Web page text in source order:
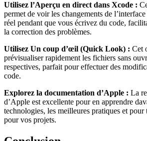
Utilisez l’Aperçu en direct dans Xcode :
permet de voir les changements de
réel pendant que vous écrivez du code,
la correction des problèmes.
Utilisez Un coup d’œil (Quick Look) : Cet
prévisualiser rapidement les fichiers sans
respectives, parfait pour effectuer des
code.
Explorez la documentation d’Apple : La
d’Apple est excellente pour en apprendre
technologies, les meilleures pratiques et
pour vos projets.